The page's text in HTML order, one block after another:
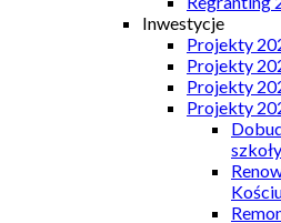
Inwestycje
Projekty
Projekty
Projekty
Projekty